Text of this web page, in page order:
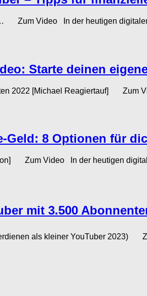
Zum Video In der heutigen
Starte deinen
2022 [Michael Reagiertauf] Zum
Geld: 8 Optionen für
Zum Video In der heutigen
mit 3.500
als kleiner YouTuber 2023)